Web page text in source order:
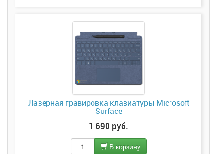
Лазерная гравировка клавиатуры Microsoft
Surface
1 690 руб.
В корзину